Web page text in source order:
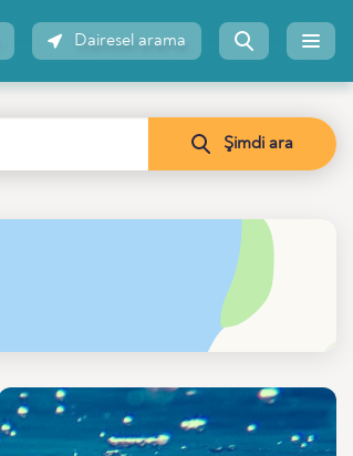
Dairesel arama
Şimdi ara